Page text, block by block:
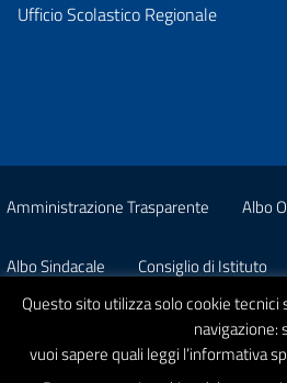
Ufficio Scolastico Regionale
Amministrazione Trasparente Albo
Albo Sindacale Consiglio di Istituto
Questo sito utilizza solo cookie
navigazione:
vuoi sapere quali leggi l’informativa